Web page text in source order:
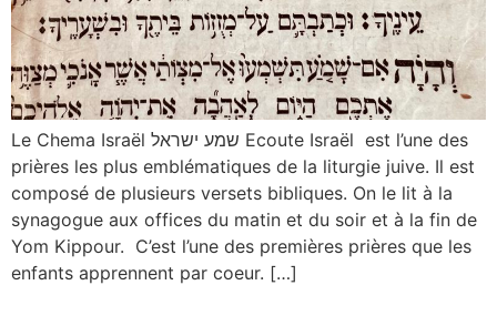
Le Chema Israël שמע ישראל Ecoute Israël est l’une des
prières les plus emblématiques de la liturgie juive. Il est
composé de plusieurs versets bibliques. On le lit à la
synagogue aux offices du matin et du soir et à la fin de
Yom Kippour. C’est l’une des premières prières que les
enfants apprennent par coeur. […]